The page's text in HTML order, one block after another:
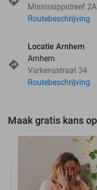
Mississippidreef 2A
Routebeschrijving
Locatie Arnhem
Arnhem
Varkensstraat 34
Routebeschrijving